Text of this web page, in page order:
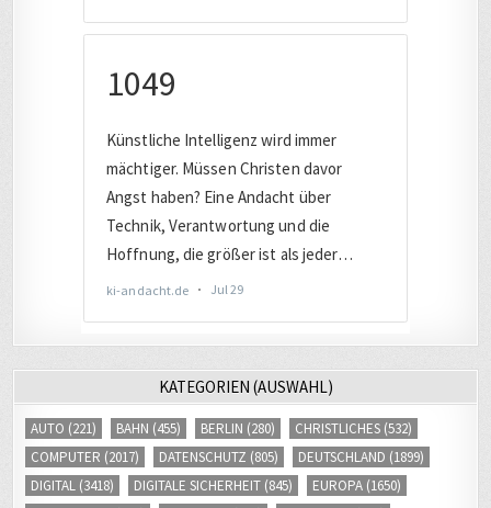
KATEGORIEN (AUSWAHL)
AUTO (221) BAHN (455) BERLIN (280) CHRISTLICHES (532)
COMPUTER (2017) DATENSCHUTZ (805) DEUTSCHLAND (1899)
DIGITAL (3418) DIGITALE SICHERHEIT (845) EUROPA (1650)